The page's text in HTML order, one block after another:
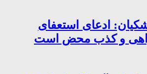
ادعای استعفای
و کذب محض است